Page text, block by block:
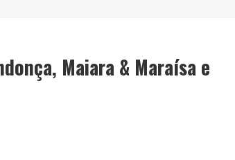
H
OT WHEELS MONSTER TRUCKS LIVE™ CONFIRMA BELO HORIZONTE NA TURNÊ AMÉRICA DO SUL 2027
Maiara & Maraísa e